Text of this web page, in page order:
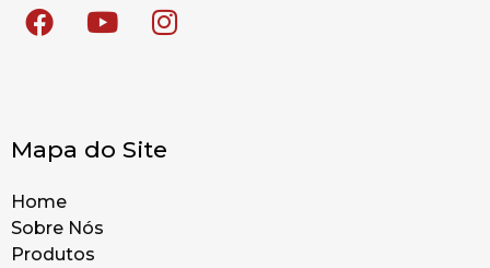
Mapa do Site
Home
Sobre Nós
Produtos